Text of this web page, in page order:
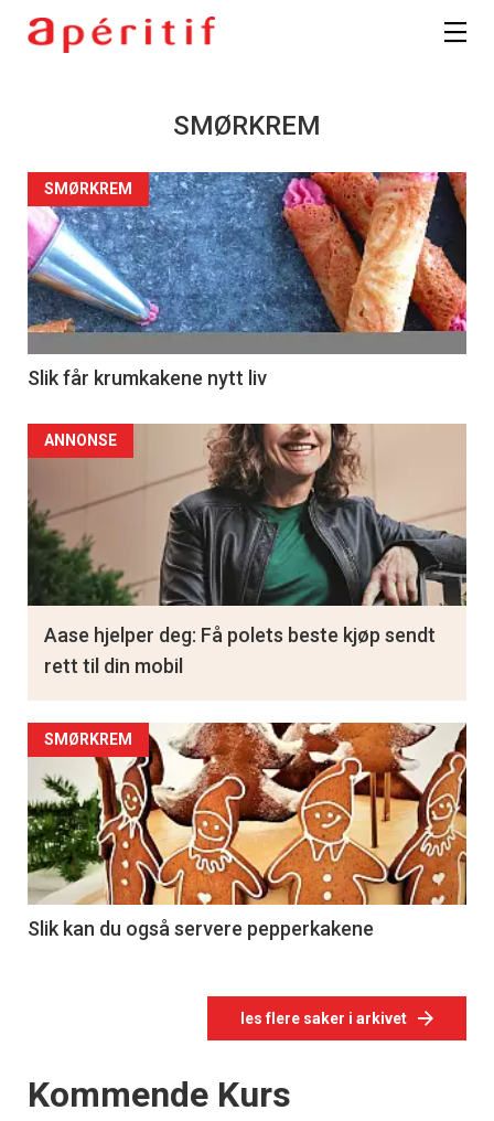
SMØRKREM
SMØRKREM
Slik får krumkakene nytt liv
SMØRKREM
Slik kan du også servere pepperkakene
les flere saker i arkivet
ANNONSE
Aase hjelper deg: Få polets beste kjøp sendt
rett til din mobil
Events
Kommende Kurs